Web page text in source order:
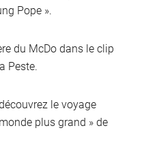
Pope ».
du McDo dans le clip
Peste.
le voyage
plus grand » de